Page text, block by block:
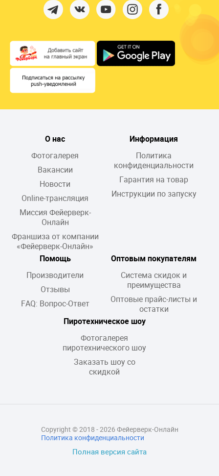
О нас
Фотогалерея
Вакансии
Новости
Online-трансляция
Миссия Фейерверк-
Онлайн
Франшиза от компании
«Фейерверк-Онлайн»
Информация
Политика
конфиденциальности
Гарантия на товар
Инструкции по запуску
Помощь
Производители
Отзывы
FAQ: Вопрос-Ответ
Оптовым покупателям
Система скидок и
преимущества
Оптовые прайс-листы и
остатки
Пиротехническое шоу
Фотогалерея
пиротехнического шоу
Заказать шоу со
скидкой
Полная версия сайта
Copyright © 2018 - 2026 Фейерверк-Онлайн
Политика конфиденциальности